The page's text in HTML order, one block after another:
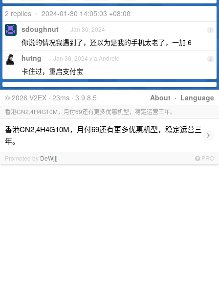
2 replies • 2024-01-30 14:05:03 +08:00
1
sdoughnut Jan 30, 2024
你说的情况我遇到了，还以为是我的手机太老了，一加 6
2
hutng Jan 30, 2024 via Android
卡住过，重启支付宝
About · Language
© 2026 V2EX · 23ms · 3.9.8.5
香港CN2,4H4G10M，月付69还有更多优惠机型，稳定运营三年。
香港CN2,4H4G10M，月付69还有更多优惠机型，稳定运营三
年。
›
Promoted by DeWjjj PRO